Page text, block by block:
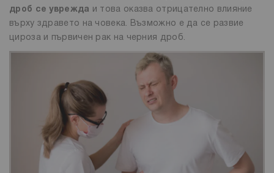
дроб се уврежда и това оказва отрицателно влияние
върху здравето на човека. Възможно е да се развие
цироза и първичен рак на черния ‍‌‍‍‌дроб.